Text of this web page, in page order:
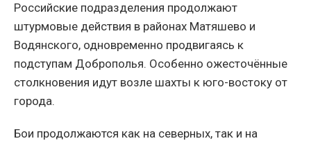
Российские подразделения продолжают
штурмовые действия в районах Матяшево и
Водянского, одновременно продвигаясь к
подступам Доброполья. Особенно ожесточённые
столкновения идут возле шахты к юго-востоку от
города.
Бои продолжаются как на северных, так и на